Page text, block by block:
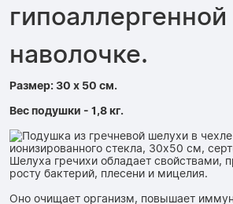
гипоаллергенной
наволочке.
Размер: 30 x 50 см.
Вес подушки - 1,8 кг.
Шелуха гречихи обладает свойствами,
росту бактерий, плесени и мицелия.
Оно очищает организм, повышает